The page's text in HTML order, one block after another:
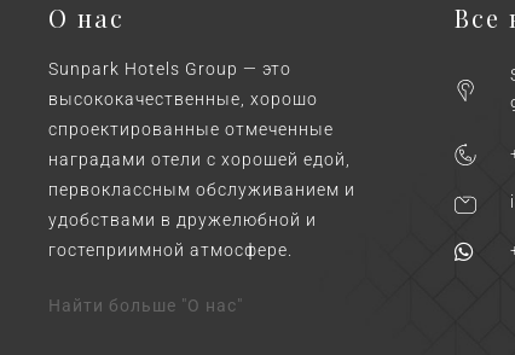
О нас
Sunpark Hotels Group — это
высококачественные, хорошо
спроектированные отмеченные
наградами отели с хорошей едой,
первоклассным обслуживанием и
удобствами в дружелюбной и
гостеприимной атмосфере.
Найти больше "О нас"
Все